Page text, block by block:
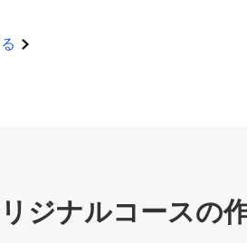
ジナルコースの